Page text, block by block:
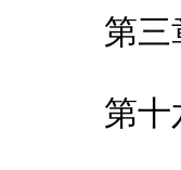
第三章
第十六